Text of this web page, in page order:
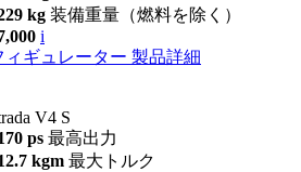
kg 装備重量（燃料を除く）
i
ィギュレーター 製品詳細
V4 S
ps 最高出力
kgm 最大トルク